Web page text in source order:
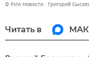
© РИА Новости . Григорий
Читать в